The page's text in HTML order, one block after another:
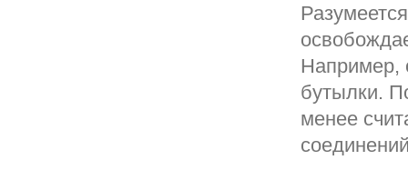
Например,
бутылки.
менее